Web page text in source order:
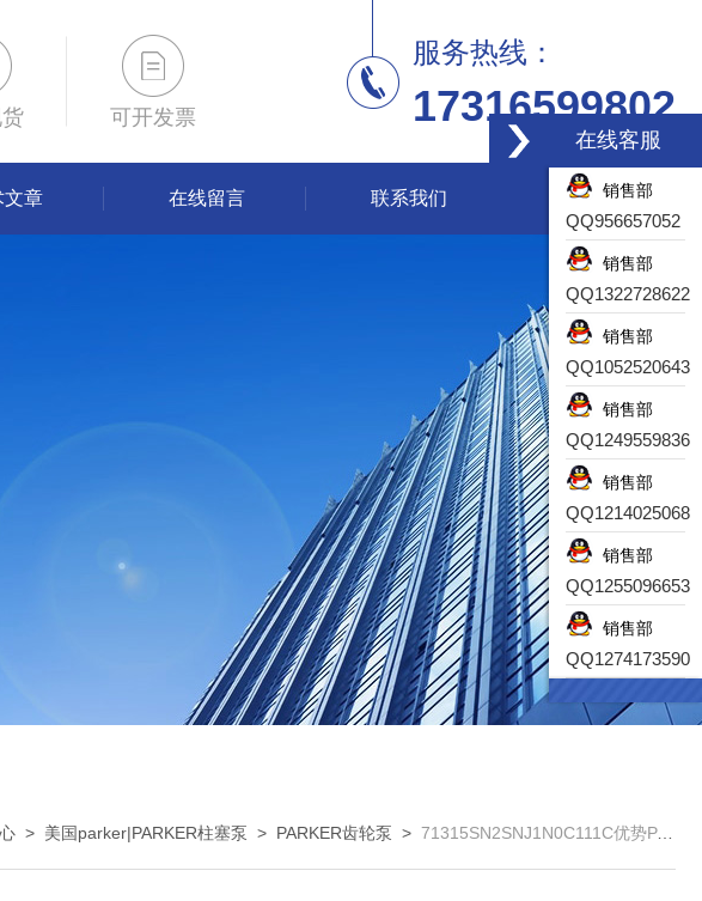
可开发票
服务热线：
17316599802
文章 在线留言 联系我们
> 美国parker|PARKER柱塞泵 > PARKER齿轮泵 >71315SN2SNJ1N0C111C优势PARKER派克齿轮马达
在线客服
销售部
QQ956657052
销售部
QQ1322728622
销售部
QQ1052520643
销售部
QQ1249559836
销售部
QQ1214025068
销售部
QQ1255096653
销售部
QQ1274173590